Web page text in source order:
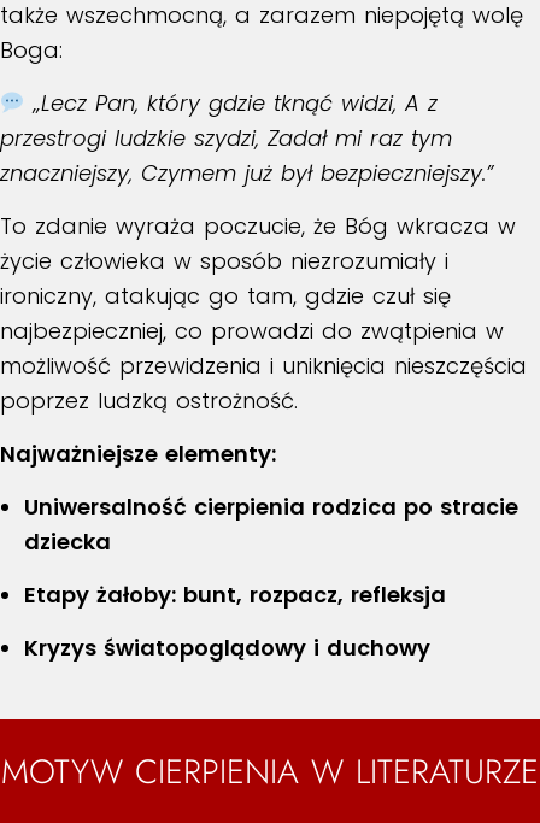
także wszechmocną, a zarazem niepojętą wolę
Boga:
„Lecz Pan, który gdzie tknąć widzi, A z
przestrogi ludzkie szydzi, Zadał mi raz tym
znaczniejszy, Czymem już był bezpieczniejszy.”
To zdanie wyraża poczucie, że Bóg wkracza w
życie człowieka w sposób niezrozumiały i
ironiczny, atakując go tam, gdzie czuł się
najbezpieczniej, co prowadzi do zwątpienia w
możliwość przewidzenia i uniknięcia nieszczęścia
poprzez ludzką ostrożność.
Najważniejsze elementy:
Uniwersalność cierpienia rodzica po stracie
dziecka
Etapy żałoby: bunt, rozpacz, refleksja
Kryzys światopoglądowy i duchowy
MOTYW CIERPIENIA W LITERATURZE